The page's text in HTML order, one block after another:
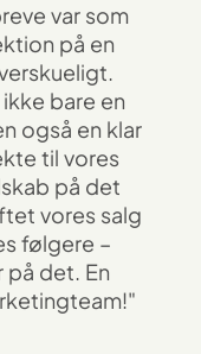
var som
på en
bare en
også en klar
til vores
på det
vores salg
følgere –
på det. En